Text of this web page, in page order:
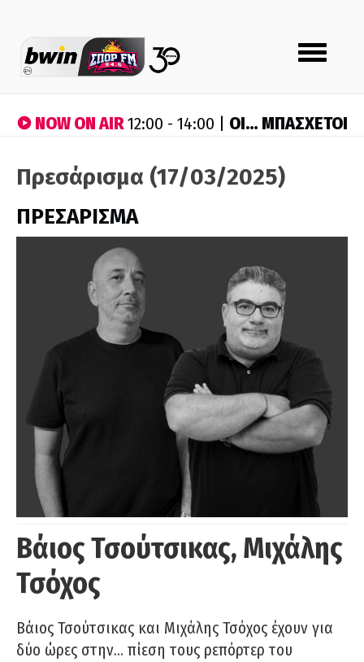
Toggle
navigation
NOW ON AIR12:00 - 14:00 | ΟΙ… ΜΠΑΣΧΕΤΟΙ
Πρεσάρισμα (17/03/2025)
ΠΡΕΣΑΡΙΣΜΑ
Βάιος Τσούτσικας, Μιχάλης
Τσόχος
Βάιος Τσούτσικας και Μιχάλης Τσόχος έχουν για
δύο ώρες στην… πίεση τους ρεπόρτερ του